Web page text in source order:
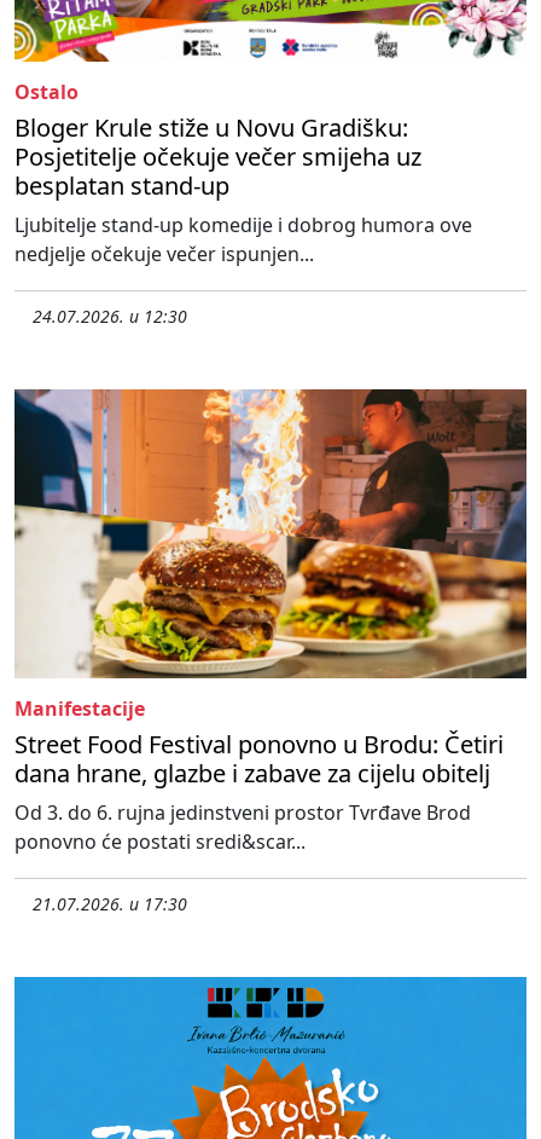
Ostalo
Bloger Krule stiže u Novu Gradišku:
Posjetitelje očekuje večer smijeha uz
besplatan stand-up
Ljubitelje stand-up komedije i dobrog humora ove
nedjelje očekuje večer ispunjen...
24.07.2026. u 12:30
Manifestacije
Street Food Festival ponovno u Brodu: Četiri
dana hrane, glazbe i zabave za cijelu obitelj
Od 3. do 6. rujna jedinstveni prostor Tvrđave Brod
ponovno će postati sredi&scar...
21.07.2026. u 17:30